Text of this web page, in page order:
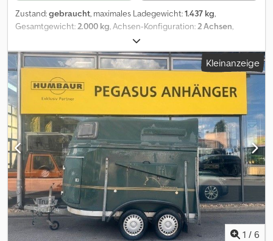
Zustand:gebraucht, maximales Ladegewicht:1.437 kg,
Gesamtgewicht:2.000 kg, Achsen-Konfiguration:2 Achsen,
, * anrufen (Kontakt · Telefon · Handy ·
WhatsApp) Dwedowzf T Sopfx Aptoa Böckmann 2-Achser
Kofferanhänger Typ: AT 1/B/HBBAA Handelsbezeichnung: KT2
3015/20 FIN: WBOAT1AAA00209017 Technische Daten Gewichte:
Eigengewicht: 563 kg * Nutzlast: 1.437 kg * Zulässiges
Gesamtgewicht: 2.000 kg Achslasten: Achse 1: max. 1.000 kg *
Achse 2: max. 1.000 kg Stützlast: Maximal 100 kg
Höchstgeschwindigkeit:120 km/h Ergänzung Ladefläche (noch
offen) Ladeflächenmaße Länge: ca. 3015 mm * Breite: ca. 1500 mm
* Höhe: ca. 2000 mm Baujahr:07.10.2015 TÜV:Gültig bis 10/2025
Preis:Netto Alle Angaben ohne Gewähr.
Kleinanzeige
1 / 6